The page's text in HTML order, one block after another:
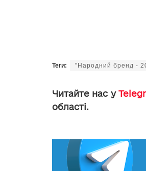
Теги: "Народний бренд -
Читайте нас у
області.